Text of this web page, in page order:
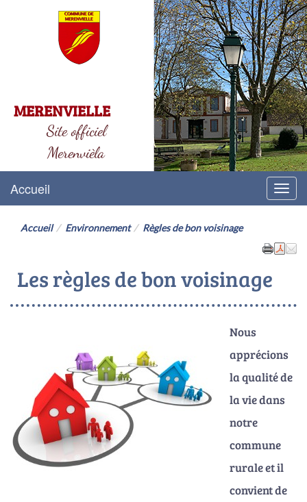
MERENVIELLE
Site officiel
Merenvièla
Menu
Accueil
Accueil Environnement Règles de bon voisinage
Les règles de bon voisinage
Nous
apprécions
la qualité de
la vie dans
notre
commune
rurale et il
convient de